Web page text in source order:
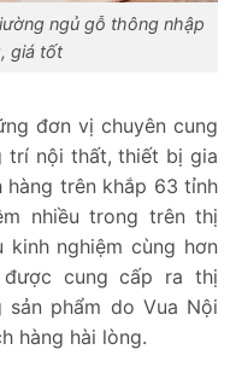
ngủ gỗ thông nhập
giá tốt
đơn vị chuyên cung
trí nội thất, thiết bị gia
hàng trên khắp 63 tỉnh
nhiều trong trên thị
nghiệm cùng hơn
cung cấp ra thị
phẩm do Vua Nội
hàng hài lòng.